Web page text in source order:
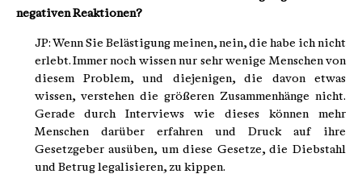
negativen Reaktionen?
JP: Wenn Sie Belästigung meinen, nein, die habe ich nicht
erlebt. Immer noch wissen nur sehr wenige Menschen von
diesem Problem, und diejenigen, die davon etwas
wissen, verstehen die größeren Zusammenhänge nicht.
Gerade durch Interviews wie dieses können mehr
Menschen darüber erfahren und Druck auf ihre
Gesetzgeber ausüben, um diese Gesetze, die Diebstahl
und Betrug legalisieren, zu kippen.